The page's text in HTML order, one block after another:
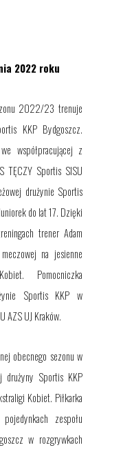
2022 roku
2022/23 trenuje
KKP Bydgoszcz.
we współpracującej z
TĘCZY Sportis SISU
drużynie Sportis
do lat 17. Dzięki
trener Adam
na jesienne
Kobiet. Pomocniczka
Sportis KKP w
AZS UJ Kraków.
obecnego sezonu w
drużyny Sportis KKP
Kobiet. Piłkarka
pojedynkach zespołu
w rozgrywkach